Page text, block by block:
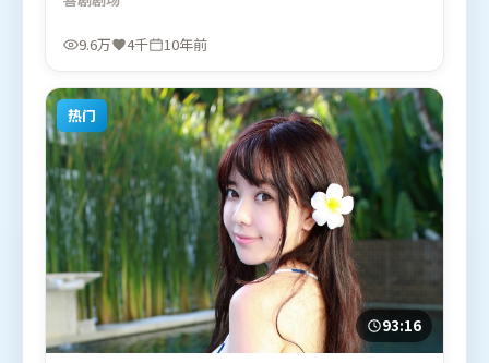
质，增强沉浸感。由宁浩执导，汤姆·哈迪、肖战、
宋康昊，全智贤、杨幂、雷佳音等联袂出演。影片于
合喜欢喜剧题材的观众观看。
9.6万 4千 10年前
热门
93:16